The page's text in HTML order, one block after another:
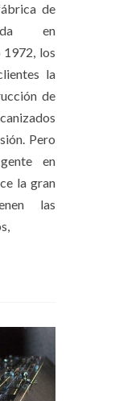
de
en
1972, los
la
de
Pero
en
la gran
las